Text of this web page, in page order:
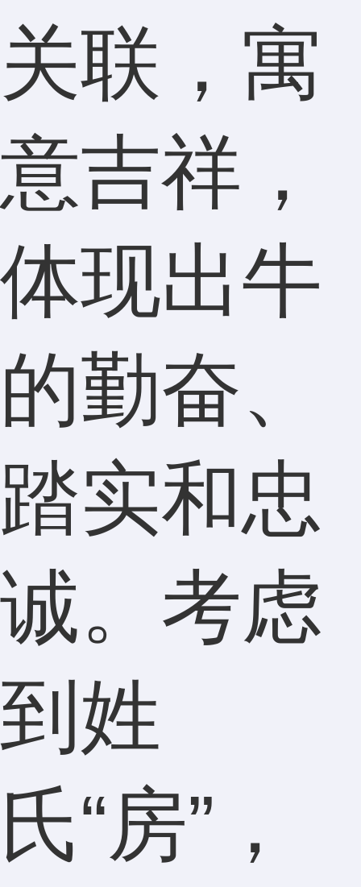
关联，寓
意吉祥，
体现出牛
的勤奋、
踏实和忠
诚。考虑
到姓
氏“房”，